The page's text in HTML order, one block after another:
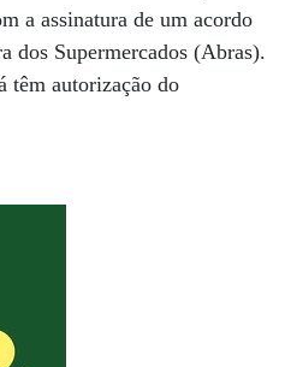
a assinatura de um acordo
dos Supermercados (Abras).
têm autorização do